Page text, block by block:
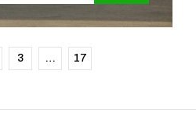
3 … 17